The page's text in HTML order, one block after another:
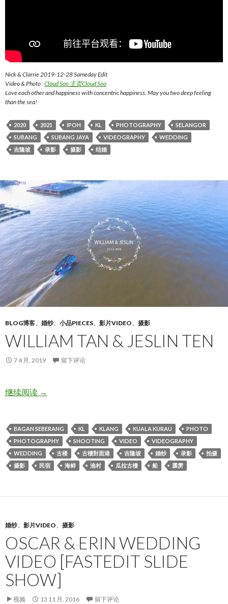
Nick & Clarrie 2019-12-28 Sameday Edit
Video & Photo :Cloud Soo 主页Cloud Soo
Love each other and happiness with concentric happiness. May you two deep feeling
than the sea!
2020 2021 IPOH KL PHOTOGRAPHY
SELANGOR
SUBANG
SUBANG JAYA VIDEOGRAPHY
WEDDING
吉隆坡
录影 摄影 结婚
BLOG博客、 婚纱、 小品PIECES、 影片VIDEO、 摄影
WILLIAM TAN & JESLIN TEN
7 4 月, 2019 留下评论
继续阅读William Tan & Jeslin Ten
→
BAGAN SEBERANG KL KLANG KUALA KURAU
PHOTO
PHOTOGRAPHY
SHOOTING VIDEO
VIDEOGRAPHY
WEDDING
古楼 古樓對面港 吉隆坡 婚纱 录影
拍摄
摄影
民宿 海鲜 渔村 瓜拉古樓 船 霹雳
婚纱、 影片VIDEO、 摄影
OSCAR & ERIN WEDDING
VIDEO [FASTEDIT SLIDE
SHOW]
视频 13 11 月, 2016 留下评论